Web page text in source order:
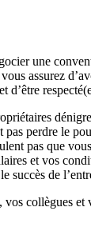
une
assurez
d’être
pas perdre le
pas que
et vos
succès de
collègues et